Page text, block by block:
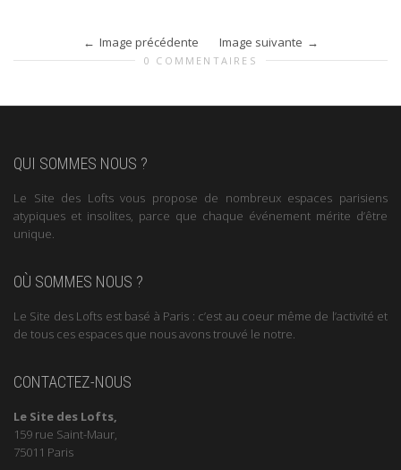
Image précédente Image suivante
0 COMMENTAIRES
QUI SOMMES NOUS ?
Le Site des Lofts vous propose de nombreux espaces parisiens
atypiques et insolites, parce que chaque événement mérite d’être
unique.
OÙ SOMMES NOUS ?
Le Site des Lofts est basé à Paris : c’est au coeur même de l’activité et
de tous ces espaces que nous avons trouvé le notre.
CONTACTEZ-NOUS
Le Site des Lofts,
159 rue Saint-Maur,
75011 Paris